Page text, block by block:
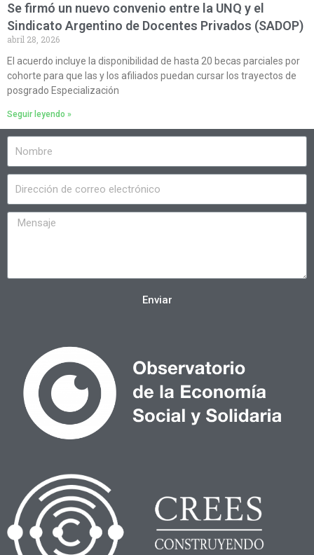
Se firmó un nuevo convenio entre la UNQ y el
Sindicato Argentino de Docentes Privados (SADOP)
abril 28, 2026
El acuerdo incluye la disponibilidad de hasta 20 becas parciales por
cohorte para que las y los afiliados puedan cursar los trayectos de
posgrado Especialización
Seguir leyendo »
Enviar